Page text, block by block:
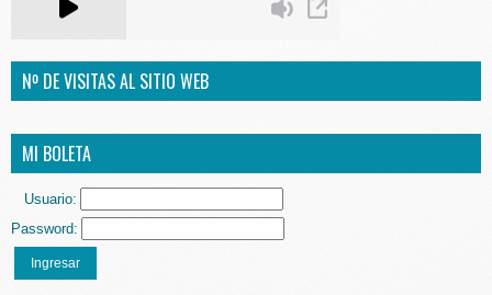
Nº DE VISITAS AL SITIO WEB
MI BOLETA
Usuario:
Password:
Ingresar